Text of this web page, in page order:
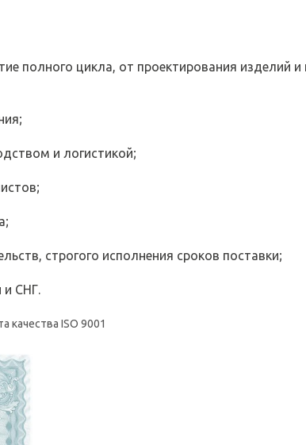
полного цикла, от проектирования изделий
и логистикой;
строгого исполнения сроков поставки;
и СНГ.
ISO 9001